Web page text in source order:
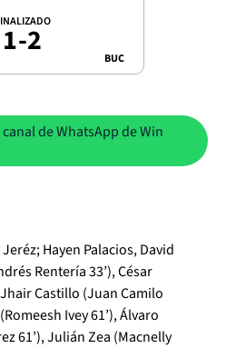
1-2 BUC
de WhatsApp de Win
Hayen Palacios, David
Rentería 33’), César
Castillo (Juan Camilo
Ivey 61’), Álvaro
61’), Julián Zea (Macnelly